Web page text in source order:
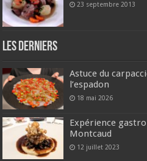
23 septembre 2013
Les derniers
Astuce du
l’espadon
18 mai 2026
Expérience
Montcaud
12 juillet 2023